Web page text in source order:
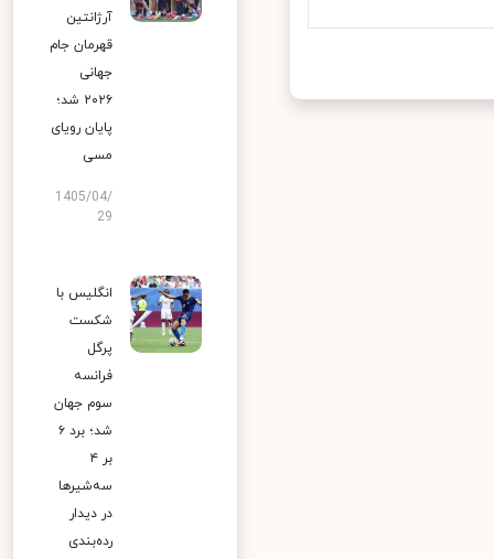
آرژانتین
قهرمان جام
جهانی
۲۰۲۶ شد؛
پایان رویای
مسی
1405/04/
29
انگلیس با
شکست
پرگل
فرانسه
سوم جهان
شد؛ برد ۶
بر ۴
سه‌شیرها
در دیدار
رده‌بندی